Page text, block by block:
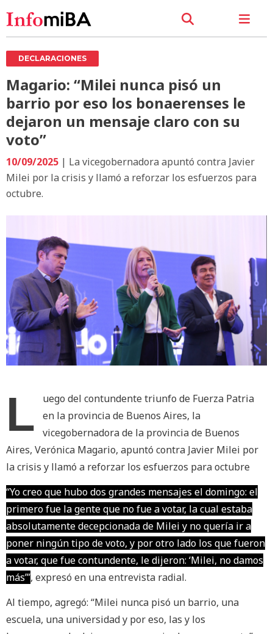
DECLARACIONES
Magario: “Milei nunca pisó un
barrio por eso los bonaerenses le
dejaron un mensaje claro con su
voto”
10/09/2025 | La vicegobernadora apuntó contra Javier
Milei por la crisis y llamó a reforzar los esfuerzos para
octubre.
L
uego del contundente triunfo de Fuerza Patria
en la provincia de Buenos Aires, la
vicegobernadora de la provincia de Buenos
Aires, Verónica Magario, apuntó contra Javier Milei por
la crisis y llamó a reforzar los esfuerzos para octubre
“Yo creo que hubo dos grandes mensajes el domingo: el
primero fue la gente que no fue a votar, la cual estaba
absolutamente decepcionada de Milei y no quería ir a
poner ningún tipo de voto, y por otro lado los que fueron
a votar, que fue contundente, le dijeron: ‘Milei, no damos
más’”, expresó en una entrevista radial.
Al tiempo, agregó: “Milei nunca pisó un barrio, una
escuela, una universidad y por eso, las y los